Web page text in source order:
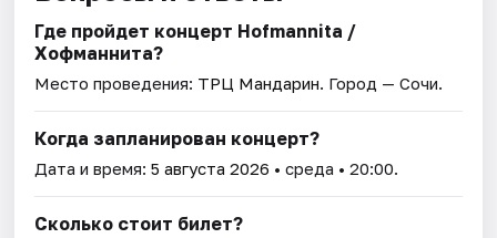
Где пройдет концерт Hofmannita /
Хофманнита?
Место проведения: ТРЦ Мандарин. Город — Сочи.
Когда запланирован концерт?
Дата и время:5 августа 2026 • среда • 20:00.
Сколько стоит билет?